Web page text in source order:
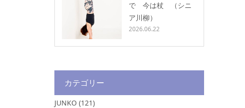
で 今は杖 （シニ
ア川柳）
2026.06.22
カテゴリー
JUNKO (121)